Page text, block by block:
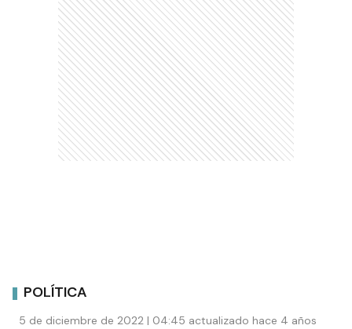
POLÍTICA
5 de diciembre de 2022 | 04:45 actualizado hace 4 años